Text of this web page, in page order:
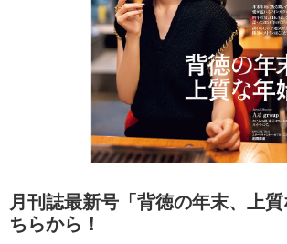
月刊誌最新号「背徳の年末、上
ちらから！